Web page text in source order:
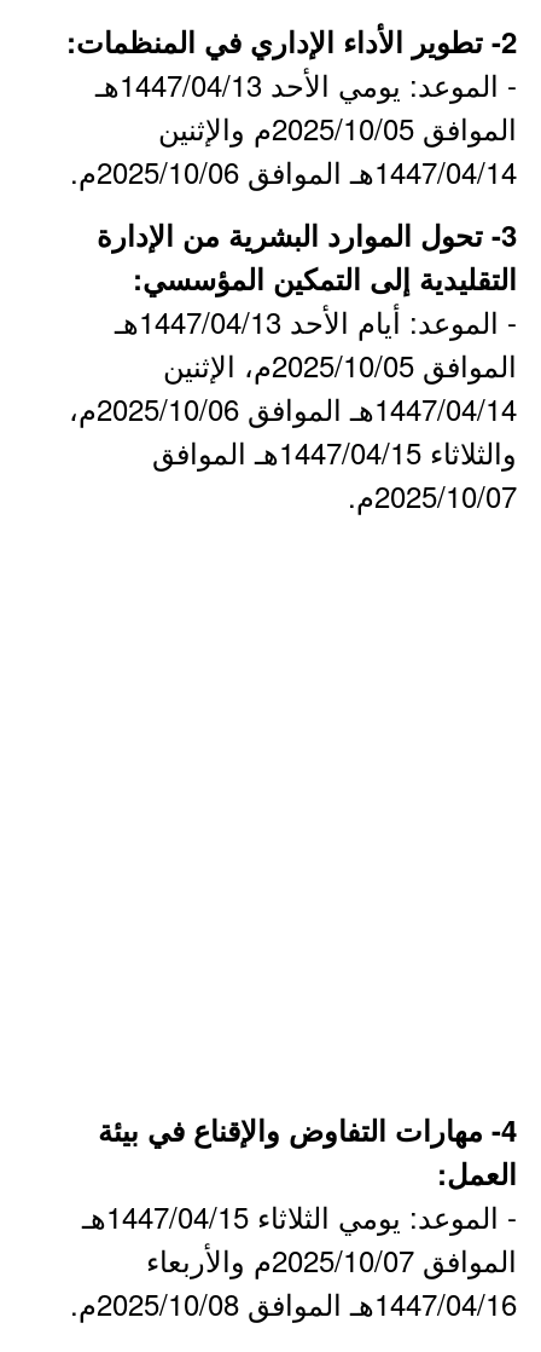
2- تطوير الأداء الإداري في المنظمات:
- الموعد: يومي الأحد 1447/04/13هـ
الموافق 2025/10/05م والإثنين
1447/04/14هـ الموافق 2025/10/06م.
3- تحول الموارد البشرية من الإدارة
التقليدية إلى التمكين المؤسسي:
- الموعد: أيام الأحد 1447/04/13هـ
الموافق 2025/10/05م، الإثنين
1447/04/14هـ الموافق 2025/10/06م،
والثلاثاء 1447/04/15هـ الموافق
2025/10/07م.
4- مهارات التفاوض والإقناع في بيئة
العمل:
- الموعد: يومي الثلاثاء 1447/04/15هـ
الموافق 2025/10/07م والأربعاء
1447/04/16هـ الموافق 2025/10/08م.